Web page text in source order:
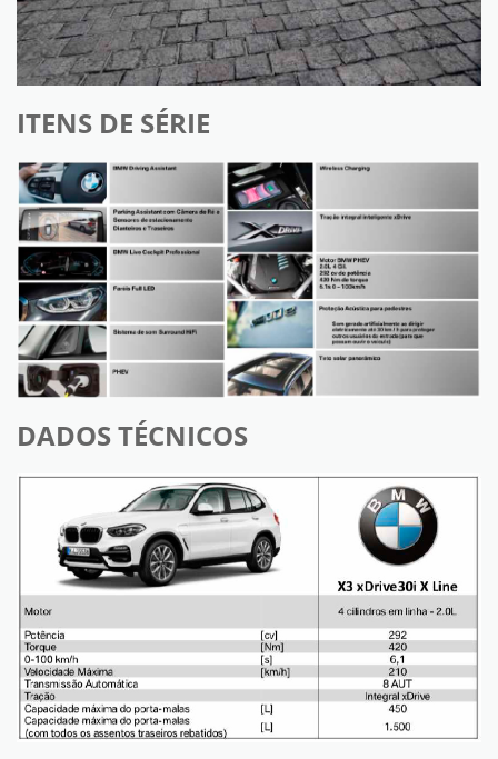
ITENS DE SÉRIE
DADOS TÉCNICOS